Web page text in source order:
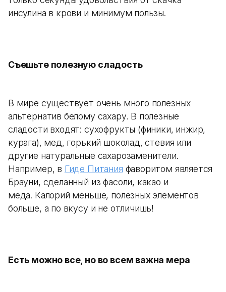
инсулина в крови и минимум пользы.
Съешьте полезную сладость
В мире существует очень много полезных
альтернатив белому сахару. В полезные
сладости входят: сухофрукты (финики, инжир,
курага), мед, горький шоколад, стевия или
другие натуральные сахарозаменители.
Например, в Гиде Питания фаворитом является
Брауни, сделанный из фасоли, какао и
меда. Калорий меньше, полезных элементов
больше, а по вкусу и не отличишь!
Есть можно все, но во всем важна мера